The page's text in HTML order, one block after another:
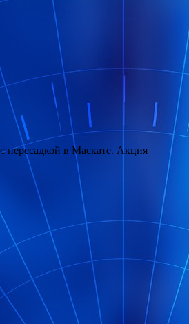
пересадкой в Маскате. Акция